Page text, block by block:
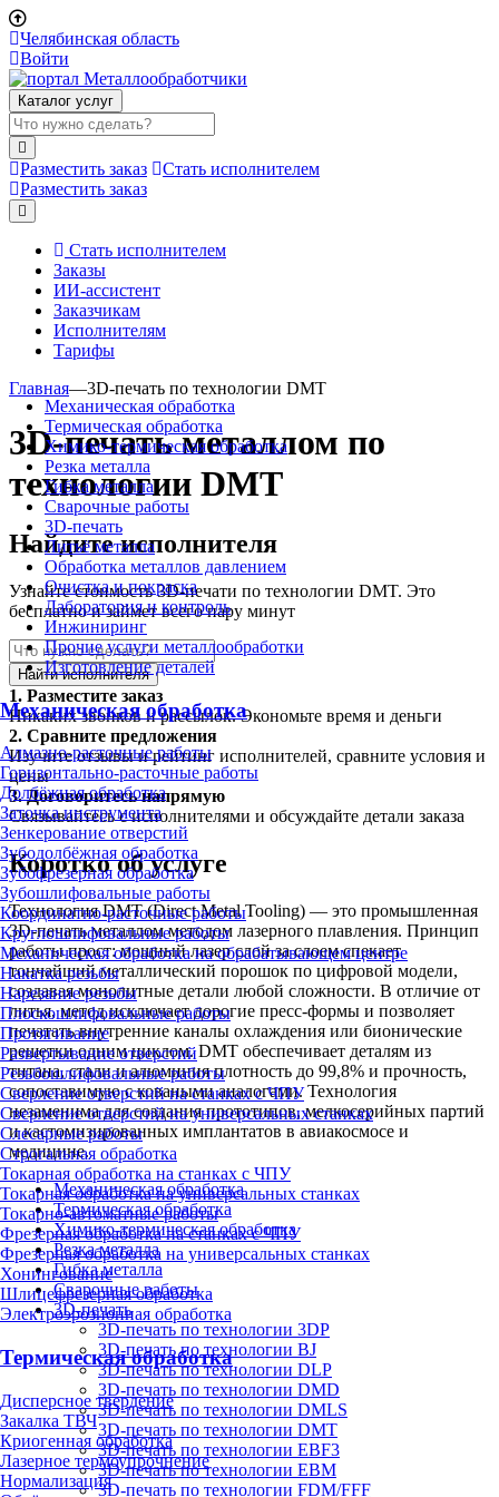
Челябинская область
Войти
Каталог услуг
Разместить заказ
Стать исполнителем
Разместить заказ
Стать исполнителем
Заказы
ИИ-ассистент
Заказчикам
Исполнителям
Тарифы
Механическая обработка
Термическая обработка
Химико-термическая обработка
Резка металла
Гибка металла
Сварочные работы
3D-печать
Литьё металла
Обработка металлов давлением
Очистка и покраска
Лаборатория и контроль
Инжиниринг
Прочие услуги металлообработки
Изготовление деталей
Механическая обработка
Алмазно-расточные работы
Горизонтально-расточные работы
Долбёжная обработка
Заточка инструмента
Зенкерование отверстий
Зубодолбёжная обработка
Зубофрезерная обработка
Зубошлифовальные работы
Координатно-расточные работы
Круглошлифовальные работы
Механическая обработка на обрабатывающем центре
Накатка резьбы
Нарезание резьбы
Плоскошлифовальные работы
Протягивание
Развертывание отверстий
Резьбошлифовальные работы
Сверление отверстий на станках с ЧПУ
Сверление отверстий на универсальных станках
Слесарные работы
Строгальная обработка
Токарная обработка на станках с ЧПУ
Токарная обработка на универсальных станках
Токарно-автоматные работы
Фрезерная обработка на станках с ЧПУ
Фрезерная обработка на универсальных станках
Хонингование
Шлицефрезерная обработка
Электроэрозионная обработка
Термическая обработка
Дисперсное твердение
Закалка ТВЧ
Криогенная обработка
Лазерное термоупрочнение
Нормализация
Главная—3D-печать по технологии DMT
3D-печать металлом по
технологии DMT
Найдите исполнителя
Узнайте стоимость 3D-печати по технологии DMT. Это
бесплатно и займет всего пару минут
Найти исполнителя
1. Разместите заказ
Никаких звонков и рассылок. Экономьте время и деньги
2. Сравните предложения
Изучите отзывы и рейтинг исполнителей, сравните условия и
цены
3.Договоритесь напрямую
Связывайтесь с исполнителями и обсуждайте детали заказа
Коротко об услуге
Технология DMT (Direct Metal Tooling) — это промышленная
3D-печать металлом методом лазерного плавления. Принцип
работы прост: мощный лазер слой за слоем спекает
тончайший металлический порошок по цифровой модели,
создавая монолитные детали любой сложности. В отличие от
литья, метод исключает дорогие пресс-формы и позволяет
печатать внутренние каналы охлаждения или бионические
решетки одним циклом. DMT обеспечивает деталям из
титана, стали и алюминия плотность до 99,8% и прочность,
сопоставимую с коваными аналогами. Технология
незаменима для создания прототипов, мелкосерийных партий
и кастомизированных имплантатов в авиакосмосе и
медицине.
Механическая обработка
Термическая обработка
Химико-термическая обработка
Резка металла
Гибка металла
Сварочные работы
3D-печать
3D-печать по технологии 3DP
3D-печать по технологии BJ
3D-печать по технологии DLP
3D-печать по технологии DMD
3D-печать по технологии DMLS
3D-печать по технологии DMT
3D-печать по технологии EBF3
3D-печать по технологии EBM
3D-печать по технологии FDM/FFF